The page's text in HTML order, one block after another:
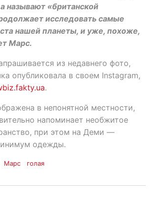
называют «британской
исследовать самые
нашей планеты, и уже, похоже,
Марс.
из недавнего фото,
опубликовала в своем Instagram,
.
в непонятной местности,
напоминает необжитое
при этом на Деми —
одежды.
Марс голая